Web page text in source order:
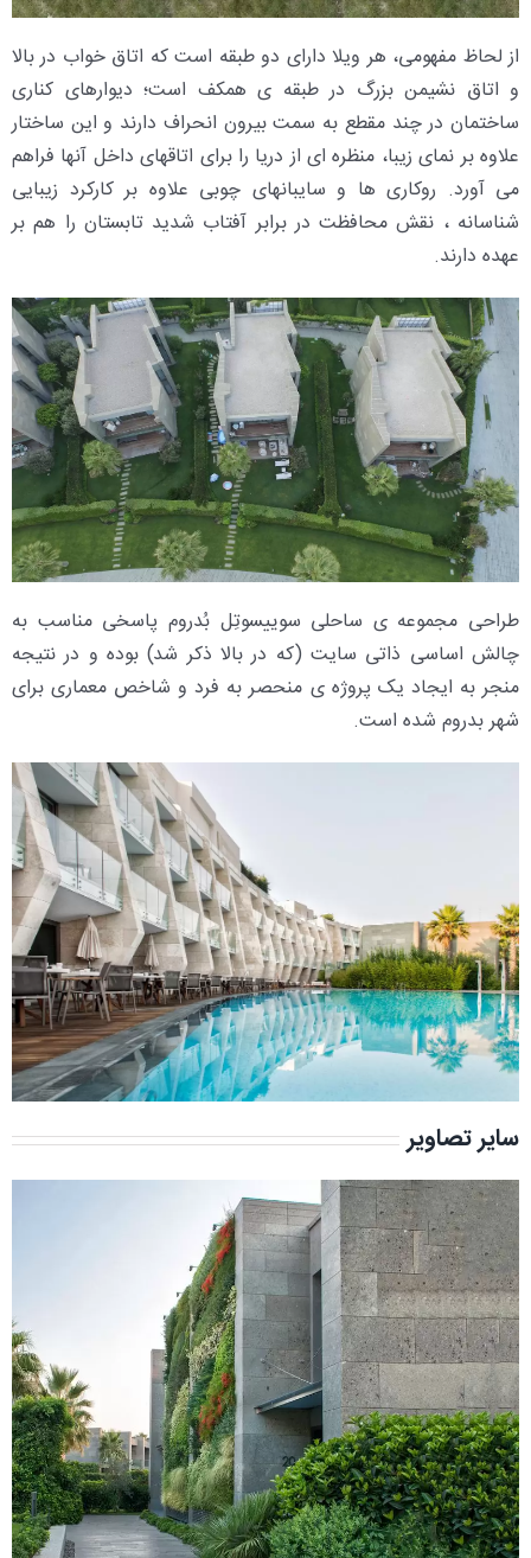
از لحاظ مفهومی، هر ویلا دارای دو طبقه است که اتاق خواب در بالا
و اتاق نشیمن بزرگ در طبقه ی همکف است؛ دیوارهای کناری
ساختمان در چند مقطع به سمت بیرون انحراف دارند و این ساختار
علاوه بر نمای زیبا، منظره ای از دریا را برای اتاقهای داخل آنها فراهم
می آورد. روکاری ها و سایبانهای چوبی علاوه بر کارکرد زیبایی
شناسانه ، نقش محافظت در برابر آفتاب شدید تابستان را هم بر
عهده دارند.
طراحی مجموعه ی ساحلی سوییسوتِل بُدروم پاسخی مناسب به
چالش اساسی ذاتی سایت (که در بالا ذکر شد) بوده و در نتیجه
منجر به ایجاد یک پروژه ی منحصر به فرد و شاخص معماری برای
شهر بدروم شده است.
سایر تصاویر